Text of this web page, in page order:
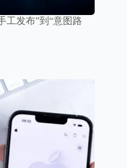
工发布”到“意图路